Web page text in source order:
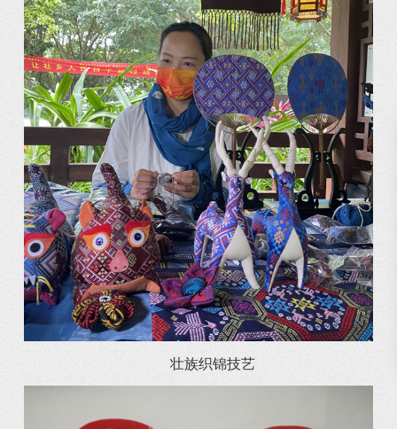
壮族织锦技艺